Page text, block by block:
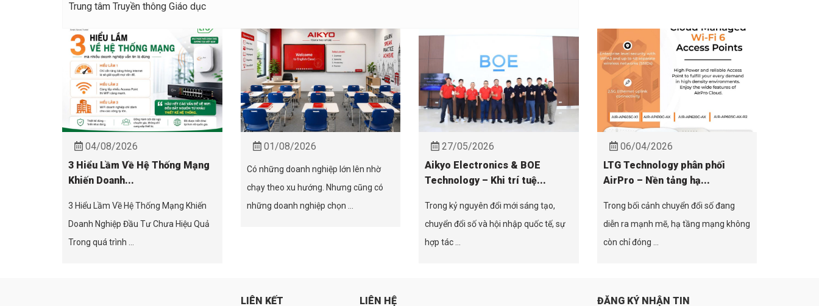
Trung tâm Truyền thông Giáo dục
04/08/2026
3 Hiểu Lầm Về Hệ Thống Mạng
Khiến Doanh...
3 Hiểu Lầm Về Hệ Thống Mạng Khiến
Doanh Nghiệp Đầu Tư Chưa Hiệu Quả
Trong quá trình ...
01/08/2026
Có những doanh nghiệp lớn lên nhờ
chạy theo xu hướng. Nhưng cũng có
những doanh nghiệp chọn ...
27/05/2026
Aikyo Electronics & BOE
Technology – Khi trí tuệ...
Trong kỷ nguyên đổi mới sáng tạo,
chuyển đổi số và hội nhập quốc tế, sự
hợp tác ...
06/04/2026
LTG Technology phân phối
AirPro – Nền tảng hạ...
Trong bối cảnh chuyển đổi số đang
diễn ra mạnh mẽ, hạ tầng mạng không
còn chỉ đóng ...
LIÊN KẾT LIÊN HỆ ĐĂNG KÝ NHẬN TIN